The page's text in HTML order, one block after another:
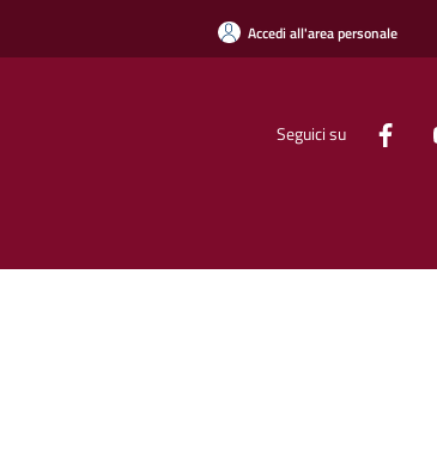
Accedi all'area personale
Seguici su